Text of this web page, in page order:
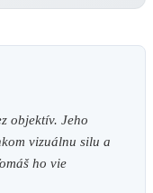
objektív. Jeho
vizuálnu silu a
ho vie